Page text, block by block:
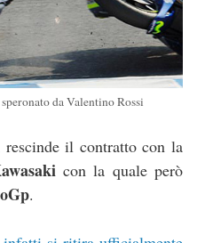
da Valentino Rossi
rescinde il contratto con la
con la quale però
.